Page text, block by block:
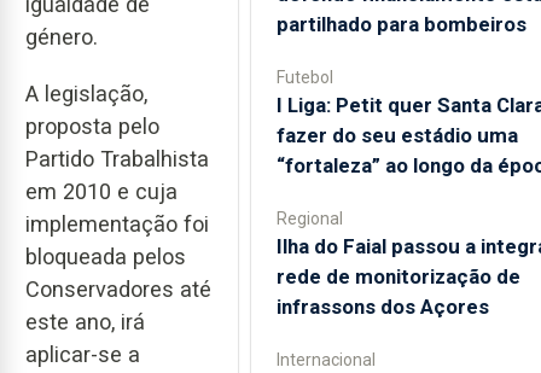
género.
A legislação,
proposta pelo
Partido Trabalhista
em 2010 e cuja
implementação foi
bloqueada pelos
Conservadores até
este ano, irá
aplicar-se a
partilhado para bombeiros
Futebol
I Liga: Petit quer Santa
fazer do seu estádio uma
“fortaleza” ao longo da
Regional
Ilha do Faial passou a
rede de monitorização de
infrassons dos Açores
Internacional